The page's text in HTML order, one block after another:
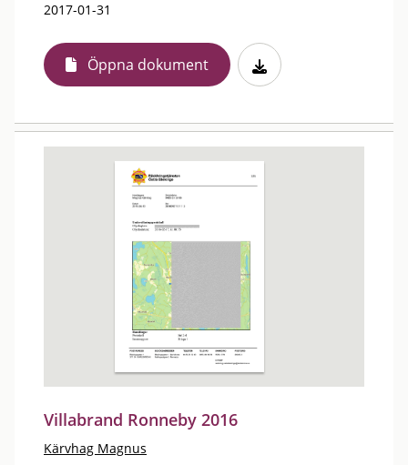
2017-01-31
Öppna dokument
Villabrand Ronneby 2016
Kärvhag Magnus